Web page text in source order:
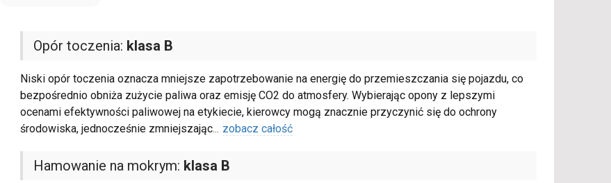
Opór toczenia: klasa B
Niski opór toczenia oznacza mniejsze zapotrzebowanie na energię do przemieszczania się pojazdu, co
bezpośrednio obniża zużycie paliwa oraz emisję CO2 do atmosfery. Wybierając opony z lepszymi
ocenami efektywności paliwowej na etykiecie, kierowcy mogą znacznie przyczynić się do ochrony
środowiska, jednocześnie zmniejszając... zobacz całość
Hamowanie na mokrym: klasa B